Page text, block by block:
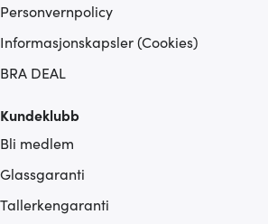
Personvernpolicy
Informasjonskapsler (Cookies)
BRA DEAL
Kundeklubb
Bli medlem
Glassgaranti
Tallerkengaranti